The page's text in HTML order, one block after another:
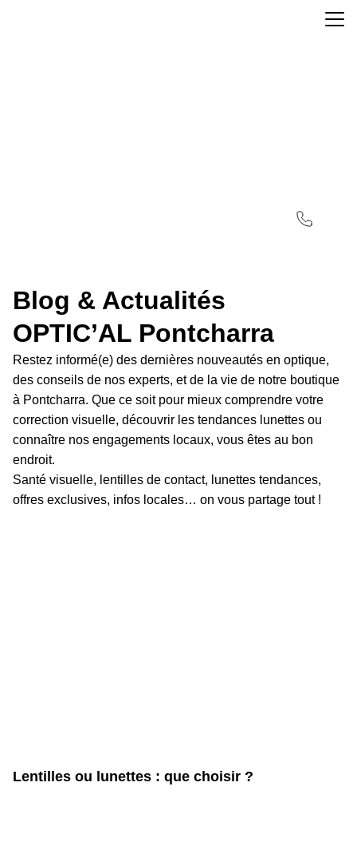
Blog & Actualités
OPTIC’AL Pontcharra
Restez informé(e) des dernières nouveautés en optique,
des conseils de nos experts, et de la vie de notre boutique
à Pontcharra. Que ce soit pour mieux comprendre votre
correction visuelle, découvrir les tendances lunettes ou
connaître nos engagements locaux, vous êtes au bon
endroit.
Santé visuelle, lentilles de contact, lunettes tendances,
offres exclusives, infos locales… on vous partage tout !
Lentilles ou lunettes : que choisir ?